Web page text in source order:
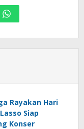
Rayakan Hari
Siap
Konser